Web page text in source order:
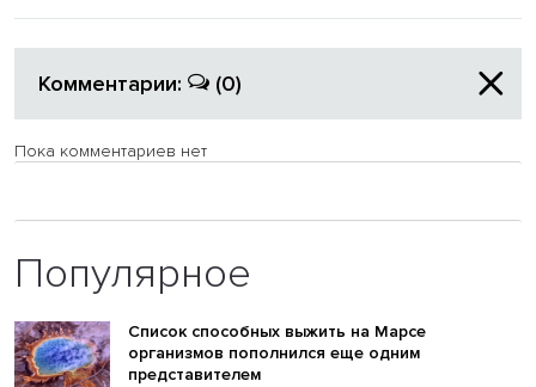
Комментарии: (0)
Пока комментариев нет
Популярное
Список способных выжить на Марсе
организмов пополнился еще одним
представителем